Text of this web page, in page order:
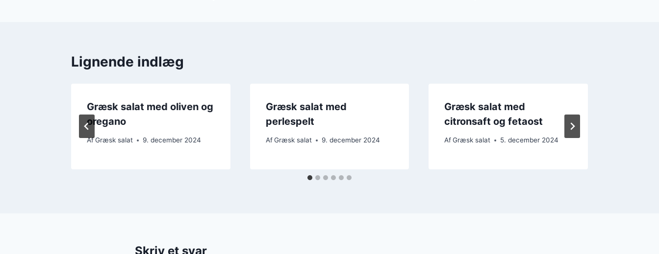
Lignende indlæg
Græsk salat med oliven og
oregano
AfGræsk salat 9. december 2024
Græsk salat med
perlespelt
Af Græsk salat 9. december 2024
Græsk salat med
citronsaft og fetaost
Af Græsk salat 5. december 2024
Skriv et svar